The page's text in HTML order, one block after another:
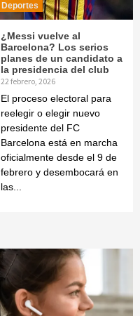
Deportes
¿Messi vuelve al
Barcelona? Los serios
planes de un candidato a
la presidencia del club
22 febrero, 2026
El proceso electoral para
reelegir o elegir nuevo
presidente del FC
Barcelona está en marcha
oficialmente desde el 9 de
febrero y desembocará en
las...